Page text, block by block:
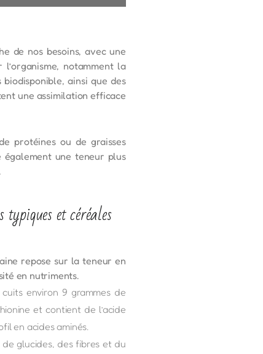
de nos besoins, avec une
notamment la
ainsi que des
une assimilation efficace
protéines ou de graisses
également une teneur plus
et céréales
repose sur la teneur en
en nutriments.
environ 9 grammes de
et contient de l’acide
en acides aminés.
glucides, des fibres et du